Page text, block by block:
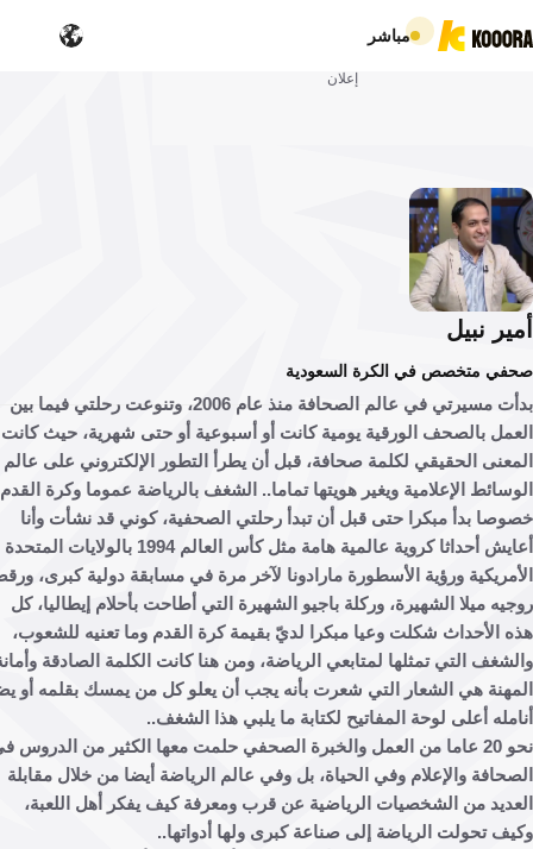
مباشر
إعلان
نبيل
متخصص في الكرة السعودية
بدأت مسيرتي في عالم الصحافة منذ عام 2006، وتنوعت رحلتي فيما بين
بالصحف الورقية يومية كانت أو أسبوعية أو حتى شهرية، حيث كانت
الحقيقي لكلمة صحافة، قبل أن يطرأ التطور الإلكتروني على عالم
الإعلامية ويغير هويتها تماما.. الشغف بالرياضة عموما وكرة القدم
بدأ مبكرا حتى قبل أن تبدأ رحلتي الصحفية، كوني قد نشأت وأنا
أعايش أحداثا كروية عالمية هامة مثل كأس العالم 1994 بالولايات المتحدة
ورؤية الأسطورة مارادونا لآخر مرة في مسابقة دولية كبرى، ورقصة
ميلا الشهيرة، وركلة باجيو الشهيرة التي أطاحت بأحلام إيطاليا، كل
الأحداث شكلت وعيا مبكرا لديّ بقيمة كرة القدم وما تعنيه للشعوب،
التي تمثلها لمتابعي الرياضة، ومن هنا كانت الكلمة الصادقة وأمانة
هي الشعار التي شعرت بأنه يجب أن يعلو كل من يمسك بقلمه أو يضع
أعلى لوحة المفاتيح لكتابة ما يلبي هذا الشغف..
نحو 20 عاما من العمل والخبرة الصحفي حلمت معها الكثير من الدروس في
والإعلام وفي الحياة، بل وفي عالم الرياضة أيضا من خلال مقابلة
من الشخصيات الرياضية عن قرب ومعرفة كيف يفكر أهل اللعبة،
تحولت الرياضة إلى صناعة كبرى ولها أدواتها..